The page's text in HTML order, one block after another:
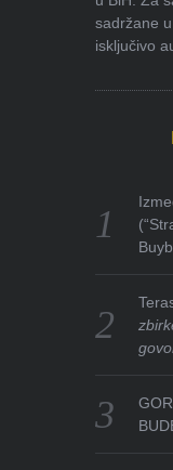
sadržane
isključivo